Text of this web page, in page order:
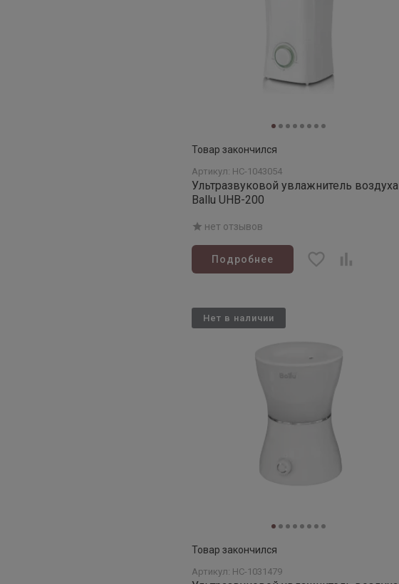
Товар закончился
Артикул: НС-1043054
Ультразвуковой увлажнитель воздуха
Ballu UHB-200
нет отзывов
Подробнее
Товар закончился
Артикул: НС-1031479
Нет в наличии